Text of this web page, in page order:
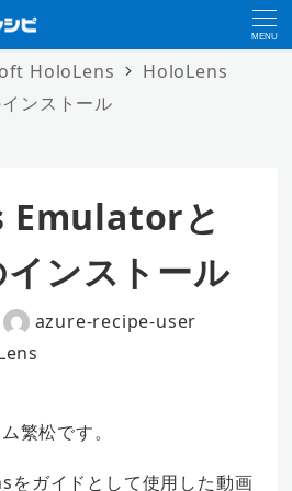
MENU
HoloLens
HoloLens
ンストール
Emulatorと
ンストール
著
者
azure-recipe-user
繁松です。
をガイドとして使用した動画